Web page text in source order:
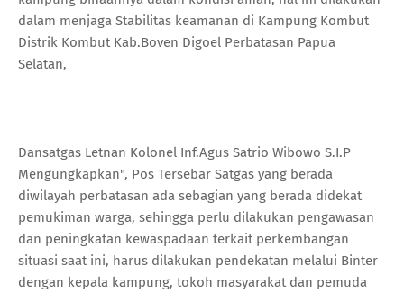
dalam menjaga Stabilitas keamanan di Kampung Kombut
Distrik Kombut Kab.Boven Digoel Perbatasan Papua
Selatan,
Dansatgas Letnan Kolonel Inf.Agus Satrio Wibowo S.I.P
Mengungkapkan", Pos Tersebar Satgas yang berada
diwilayah perbatasan ada sebagian yang berada didekat
pemukiman warga, sehingga perlu dilakukan pengawasan
dan peningkatan kewaspadaan terkait perkembangan
situasi saat ini, harus dilakukan pendekatan melalui Binter
dengan kepala kampung, tokoh masyarakat dan pemuda